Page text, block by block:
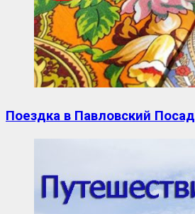
Поездка в Павловский Посад